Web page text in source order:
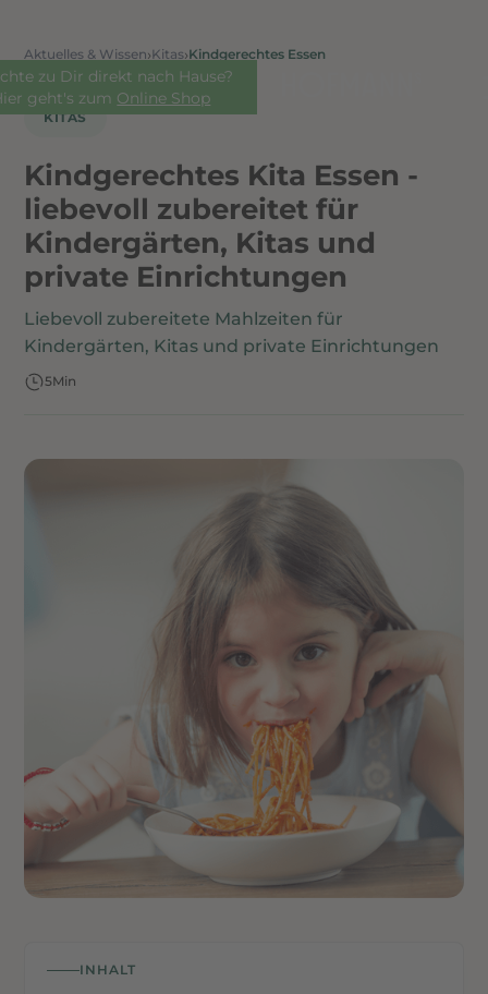
Aktuelles & Wissen›Kitas›Kindgerechtes Essen
KITAS
Kindgerechtes Kita Essen -
liebevoll zubereitet für
Kindergärten, Kitas und
private Einrichtungen
Liebevoll zubereitete Mahlzeiten für
Kindergärten, Kitas und private Einrichtungen
5Min
zu Dir direkt nach Hause?
geht's zum Online Shop
INHALT